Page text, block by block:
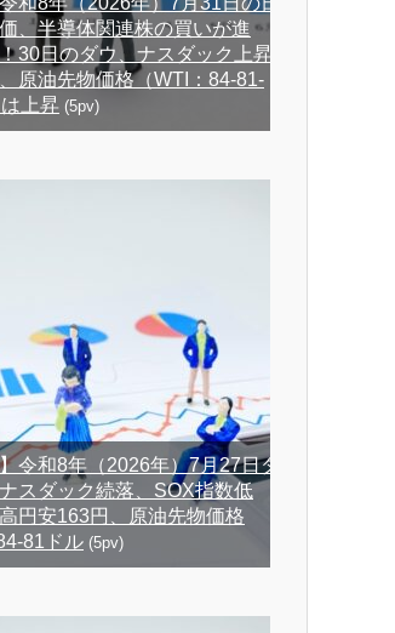
、半導体関連株の買いが進
30日のダウ、ナスダック上昇
原油先物価格（WTI：84-81-
上昇 (5pv)
令和8年（2026年）7月27日ダ
スダック続落、SOX指数低
円安163円、原油先物価格
81ドル (5pv)